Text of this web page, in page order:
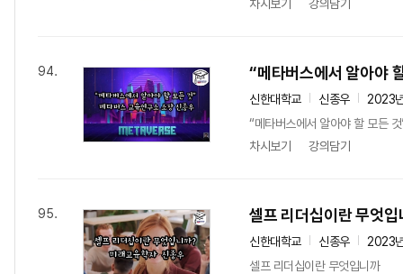
차시보기
강의담기
94. “메타버스에서 알아야
신한대학교 신종우
2023
“메타버스에서 알아야 할 모든 것
차시보기
강의담기
95. 셀프 리더십이란 무엇입
신한대학교 신종우
2023
셀프 리더십이란 무엇입니까